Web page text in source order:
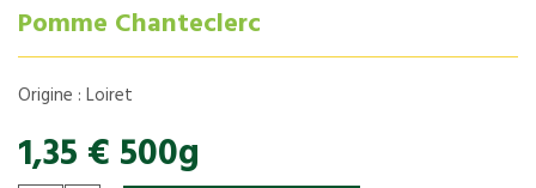
Pomme Chanteclerc
Origine : Loiret
1,35 € 500g